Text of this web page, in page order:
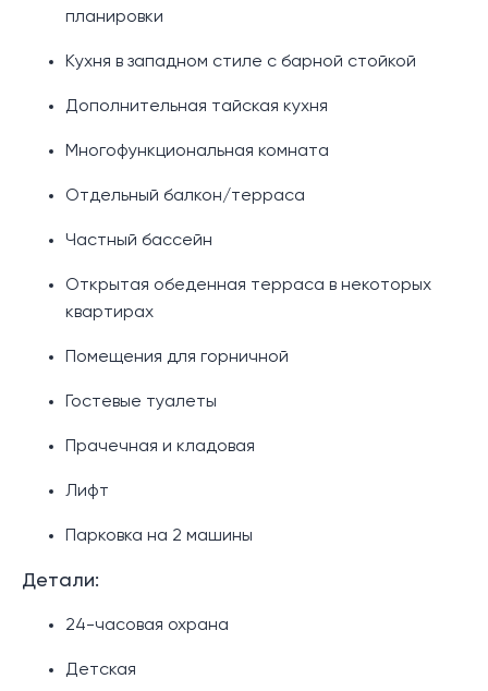
планировки
Кухня в западном стиле с барной стойкой
Дополнительная тайская кухня
Многофункциональная комната
Отдельный балкон/терраса
Частный бассейн
Открытая обеденная терраса в некоторых
квартирах
Помещения для горничной
Гостевые туалеты
Прачечная и кладовая
Лифт
Парковка на 2 машины
Детали:
24-часовая охрана
Детская